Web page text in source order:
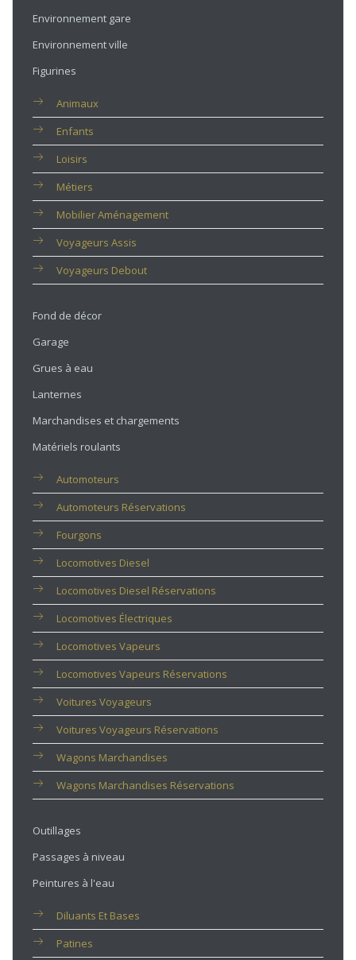
Environnement gare
Environnement ville
Figurines
Animaux
Enfants
Loisirs
Métiers
Mobilier Aménagement
Voyageurs Assis
Voyageurs Debout
Fond de décor
Garage
Grues à eau
Lanternes
Marchandises et chargements
Matériels roulants
Automoteurs
Automoteurs Réservations
Fourgons
Locomotives Diesel
Locomotives Diesel Réservations
Locomotives Électriques
Locomotives Vapeurs
Locomotives Vapeurs Réservations
Voitures Voyageurs
Voitures Voyageurs Réservations
Wagons Marchandises
Wagons Marchandises Réservations
Outillages
Passages à niveau
Peintures à l'eau
Diluants Et Bases
Patines